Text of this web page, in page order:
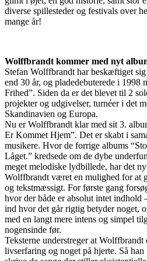
diverse spillesteder og festivals over
mange år!
Wolffbrandt kommer med nyt
Stefan Wolffbrandt har beskæftiget
end 30 år, og pladedebuterede i 1998
Frihed”. Siden da er det blevet til 2
projekter og udgivelser, turnéer i det
Skandinavien og Europa.
Nu er Wolffbrandt klar med sit 3.
Er Kommet Hjem”. Det er skabt i
musikere. Hvor de forrige albums
Låget.” kredsede om de dybe
meget melodiske lydbillede, har det
Wolffbrandt været en mulighed for at
og tekstmæssigt. For første gang
hvor der både er absolut intet indhold
ind hvor det går rigtig betyder noget,
med en langt mere intens og simpel
nogensinde før.
Teksterne understreger at Wolffbrandt
livserfaring og noget på hjerte. Så